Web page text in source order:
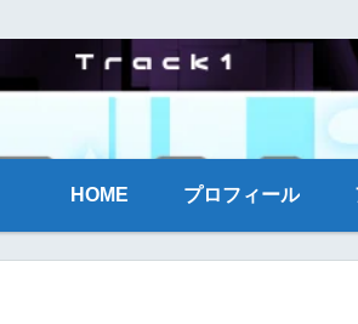
HOME プロフィール